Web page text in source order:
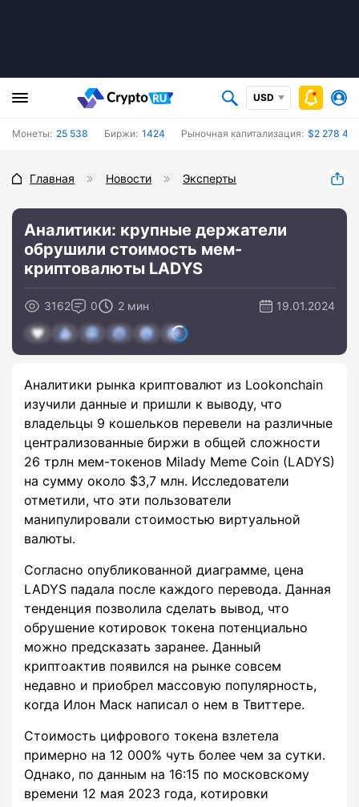
USD
Монеты: 25 538 Биржи: 1424 Рыночная капитализация: $2 278
Главная Новости Эксперты
Аналитики: крупные держатели
обрушили стоимость мем-
криптовалюты LADYS
3162 0 2 мин 19.01.2024
Аналитики рынка криптовалют из Lookonchain
изучили данные и пришли к выводу, что
владельцы 9 кошельков перевели на различные
централизованные биржи в общей сложности
26 трлн мем-токенов Milady Meme Coin (LADYS)
на сумму около $3,7 млн. Исследователи
отметили, что эти пользователи
манипулировали стоимостью виртуальной
валюты.
Согласно опубликованной диаграмме, цена
LADYS падала после каждого перевода. Данная
тенденция позволила сделать вывод, что
обрушение котировок токена потенциально
можно предсказать заранее. Данный
криптоактив появился на рынке совсем
недавно и приобрел массовую популярность,
когда Илон Маск написал о нем в Твиттере.
Стоимость цифрового токена взлетела
примерно на 12 000% чуть более чем за сутки.
Однако, по данным на 16:15 по московскому
времени 12 мая 2023 года, котировки